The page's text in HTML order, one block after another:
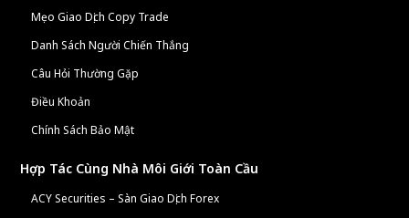
Mẹo Giao Dịch Copy Trade
Danh Sách Người Chiến Thắng
Câu Hỏi Thường Gặp
Điều Khoản
Chính Sách Bảo Mật
Hợp Tác Cùng Nhà Môi Giới Toàn Cầu
ACY Securities – Sàn Giao Dịch Forex